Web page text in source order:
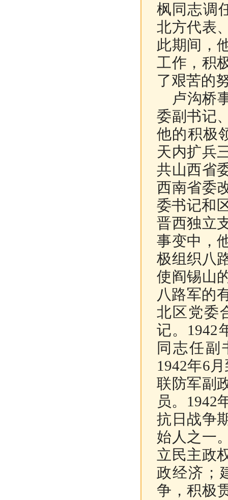
枫同志调
北方代表
此期间，
工作，积
了艰苦的
卢沟桥
委副书记
他的积极
天内扩兵
共山西省
西南省委
委书记和
晋西独立
事变中，
极组织八
使阎锡山
八路军的
北区党委
记。 1942
同志任副
1942年6
联防军副
员。 1942
抗日战争
始人之一
立民主政
政经济；
争，积极